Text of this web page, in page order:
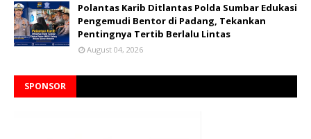
Polantas Karib Ditlantas Polda Sumbar Edukasi
Pengemudi Bentor di Padang, Tekankan
Pentingnya Tertib Berlalu Lintas
August 04, 2026
SPONSOR